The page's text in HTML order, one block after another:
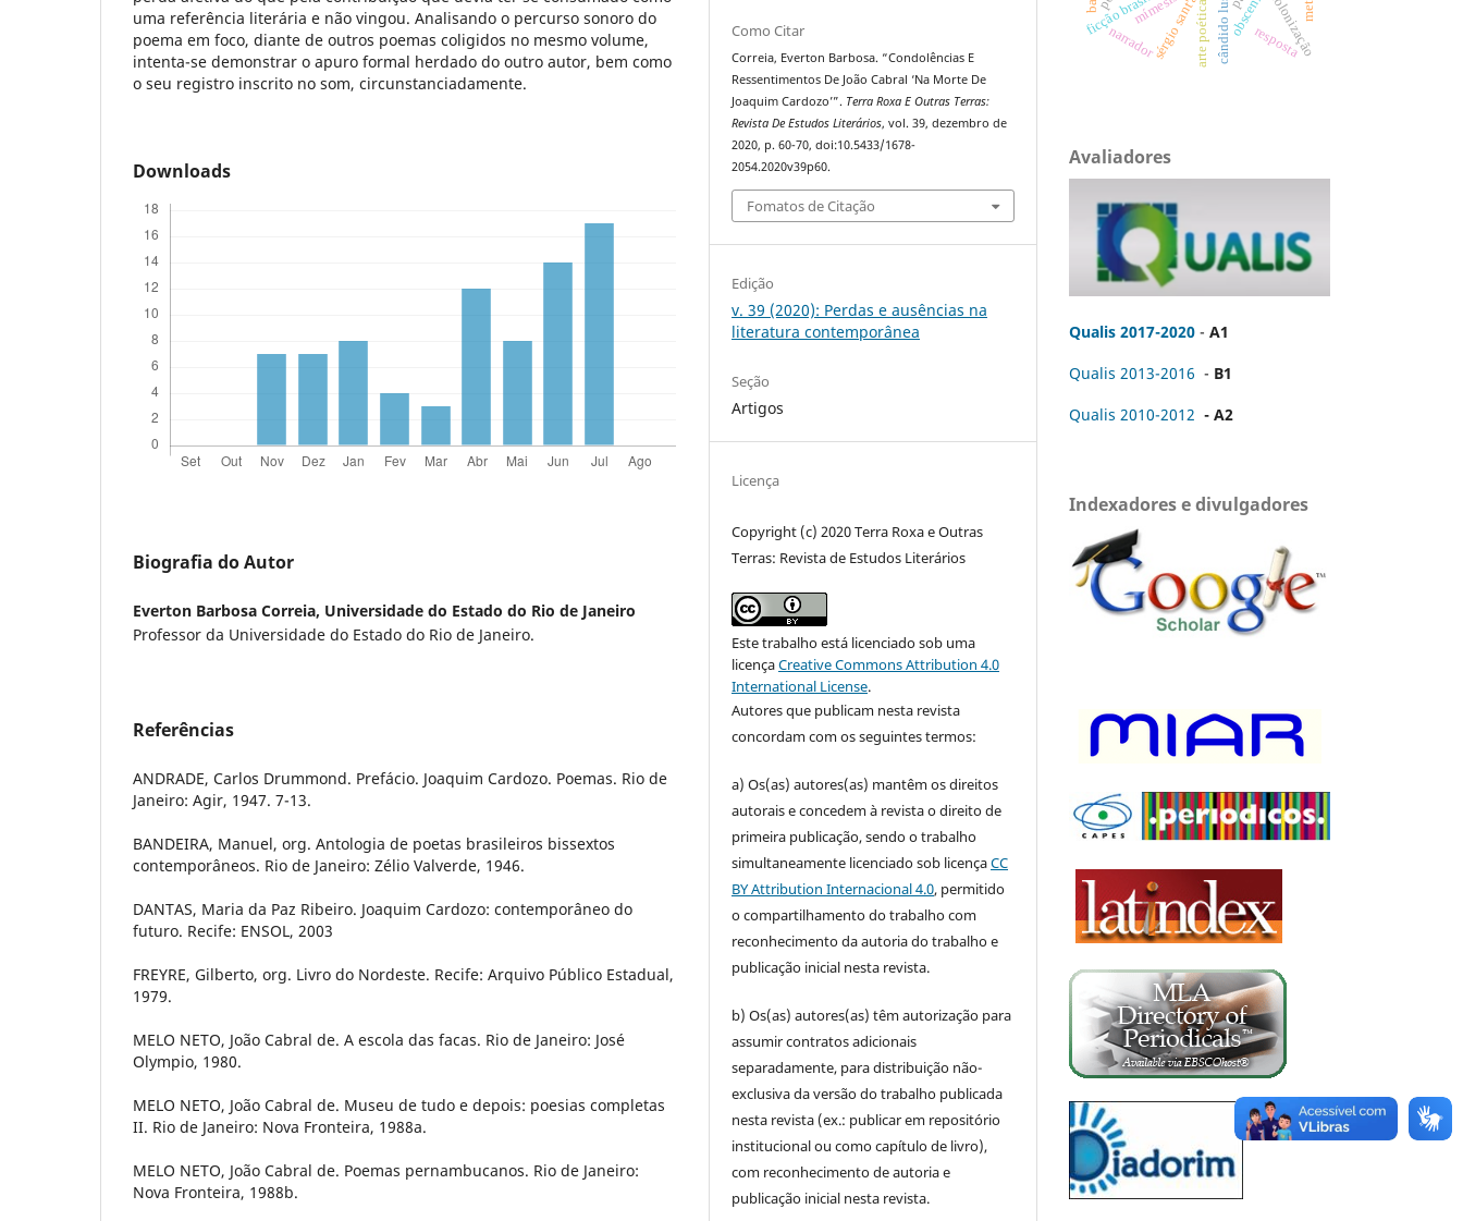
uma referência literária e não vingou. Analisando o percurso sonoro do
poema em foco, diante de outros poemas coligidos no mesmo volume,
intenta-se demonstrar o apuro formal herdado do outro autor, bem como
o seu registro inscrito no som, circunstanciadamente.
Downloads
Biografia do Autor
Everton Barbosa Correia, Universidade do Estado do Rio de Janeiro
Professor da Universidade do Estado do Rio de Janeiro.
Referências
ANDRADE, Carlos Drummond. Prefácio. Joaquim Cardozo. Poemas. Rio de
Janeiro: Agir, 1947. 7-13.
BANDEIRA, Manuel, org. Antologia de poetas brasileiros bissextos
contemporâneos. Rio de Janeiro: Zélio Valverde, 1946.
DANTAS, Maria da Paz Ribeiro. Joaquim Cardozo: contemporâneo do
futuro. Recife: ENSOL, 2003
FREYRE, Gilberto, org. Livro do Nordeste. Recife: Arquivo Público Estadual,
1979.
MELO NETO, João Cabral de. A escola das facas. Rio de Janeiro: José
Olympio, 1980.
MELO NETO, João Cabral de. Museu de tudo e depois: poesias completas
II. Rio de Janeiro: Nova Fronteira, 1988a.
MELO NETO, João Cabral de. Poemas pernambucanos. Rio de Janeiro:
Nova Fronteira, 1988b.
Como Citar
Correia, Everton Barbosa. “Condolências E
Ressentimentos De João Cabral ‘Na Morte De
Joaquim Cardozo’”. Terra Roxa E Outras Terras:
Revista De Estudos Literários, vol. 39, dezembro de
2020, p. 60-70, doi:10.5433/1678-
2054.2020v39p60.
Fomatos de Citação
Edição
v. 39 (2020): Perdas e ausências na
literatura contemporânea
Seção
Artigos
Licença
Copyright (c) 2020 Terra Roxa e Outras
Terras: Revista de Estudos Literários
Este trabalho está licenciado sob uma
licençaCreative Commons Attribution 4.0
International License.
Autores que publicam nesta revista
concordam com os seguintes termos:
a) Os(as) autores(as) mantêm os direitos
autorais e concedem à revista o direito de
primeira publicação, sendo o trabalho
simultaneamente licenciado sob licençaCC
BY Attribution Internacional 4.0, permitido
o compartilhamento do trabalho com
reconhecimento da autoria do trabalho e
publicação inicial nesta revista.
b) Os(as) autores(as) têm autorização para
assumir contratos adicionais
separadamente, para distribuição não-
exclusiva da versão do trabalho publicada
nesta revista (ex.: publicar em repositório
institucional ou como capítulo de livro),
com reconhecimento de autoria e
publicação inicial nesta revista.
arte poética colonização
resposta
narrador
Avaliadores
Qualis 2017-2020 - A1
Qualis 2013-2016 - B1
Qualis 2010-2012 - A2
Indexadores e divulgadores